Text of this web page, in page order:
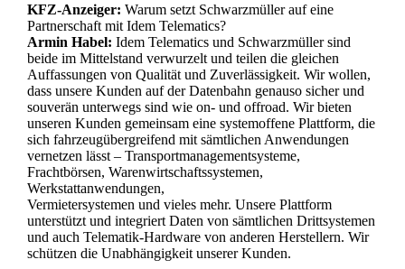
KFZ-Anzeiger: Warum setzt Schwarzmüller auf eine
Partnerschaft mit Idem Telematics?
Armin Habel: Idem Telematics und Schwarzmüller sind
beide im Mittelstand verwurzelt und teilen die gleichen
Auffassungen von Qualität und Zuverlässigkeit. Wir wollen,
dass unsere Kunden auf der Datenbahn genauso sicher und
souverän unterwegs sind wie on- und offroad. Wir bieten
unseren Kunden gemeinsam eine systemoffene Plattform, die
sich fahrzeugübergreifend mit sämtlichen Anwendungen
vernetzen lässt – Transportmanagementsysteme,
Frachtbörsen, Warenwirtschaftssystemen,
Werkstattanwendungen,
Vermietersystemen und vieles mehr. Unsere Plattform
unterstützt und integriert Daten von sämtlichen Drittsystemen
und auch Telematik-Hardware von anderen Herstellern. Wir
schützen die Unabhängigkeit unserer Kunden.